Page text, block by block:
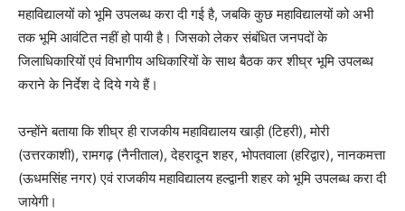
महाविद्यालयों को भूमि उपलब्ध करा दी गई है, जबकि कुछ महाविद्यालयों को अभी
तक भूमि आवंटित नहीं हो पायी है। जिसको लेकर संबंधित जनपदों के
जिलाधिकारियों एवं विभागीय अधिकारियों के साथ बैठक कर शीघ्र भूमि उपलब्ध
कराने के निर्देश दे दिये गये हैं।
उन्होंने बताया कि शीघ्र ही राजकीय महाविद्यालय खाड़ी (टिहरी), मोरी
(उत्तरकाशी), रामगढ़ (नैनीताल), देहरादून शहर, भोपतवाला (हरिद्वार), नानकमत्ता
(ऊधमसिंह नगर) एवं राजकीय महाविद्यालय हल्द्वानी शहर को भूमि उपलब्ध करा दी
जायेगी।